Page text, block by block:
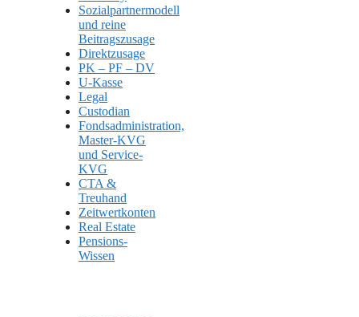
Sozialpartnermodell
und reine
Beitragszusage
Direktzusage
PK – PF – DV
U-Kasse
Legal
Custodian
Fondsadministration,
Master-KVG
und Service-
KVG
CTA &
Treuhand
Zeitwertkonten
Real Estate
Pensions-
Wissen